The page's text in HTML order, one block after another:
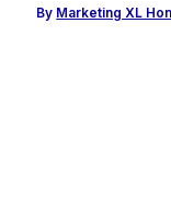
By Marketing XL